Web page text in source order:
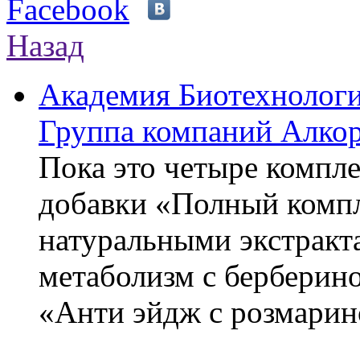
Назад
Академия
Группа компаний
Пока это четыре
добавки «Полный
натуральными
метаболизм с
«Анти эйдж с